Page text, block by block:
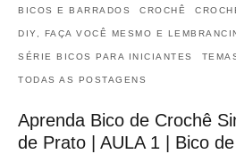
BICOS E BARRADOS CROCHÊ
DIY, FAÇA VOCÊ MESMO E
SÉRIE BICOS PARA INICIANTES
TODAS AS POSTAGENS
Aprenda Bico de Crochê
de Prato | AULA 1 | Bico